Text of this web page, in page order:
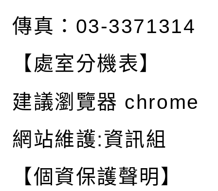
傳真：03-3371314
【處室分機表】
建議瀏覽器 chrome
網站維護:資訊組
【個資保護聲明】